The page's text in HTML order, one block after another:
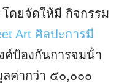
โดยจัดให้มี กิจกรรม
Art ศิลปะการมี
ค์ป้องกันการจมน้ํา
ลค่ากว่า ๕๐,๐๐๐